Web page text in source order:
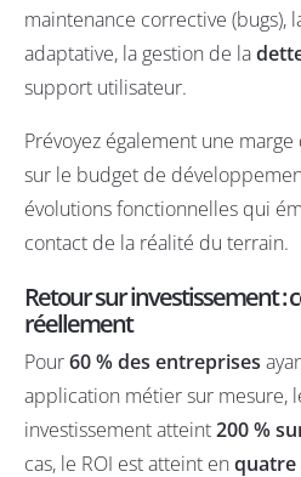
maintenance corrective (bugs),
adaptative, la gestion de la
support utilisateur.
Prévoyez également une
sur le budget de
évolutions fonctionnelles qui
contact de la réalité du terrain.
Retour sur investissement :
réellement
Pour60 % des entreprises
application métier sur mesure,
investissement atteint200 %
cas, le ROI est atteint enquatre